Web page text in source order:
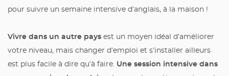
pour suivre un semaine intensive d’anglais, à la maison !
Vivre dans un autre pays est un moyen idéal d’améliorer
votre niveau, mais changer d’emploi et s’installer ailleurs
est plus facile à dire qu’à faire. Une session intensive dans